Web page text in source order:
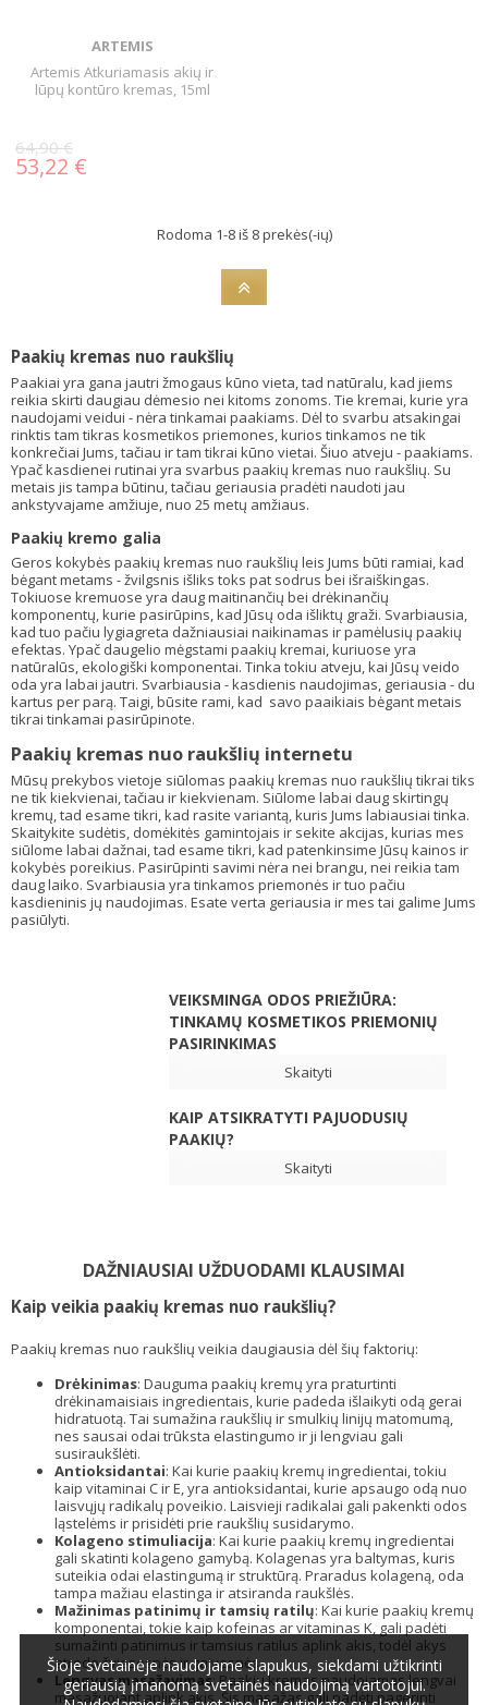
ARTEMIS
Artemis Atkuriamasis akių ir
lūpų kontūro kremas, 15ml
64,90 €
53,22 €
Rodoma 1-8 iš 8 prekės(-ių)
Paakių kremas nuo raukšlių
Paakiai yra gana jautri žmogaus kūno vieta, tad natūralu, kad jiems
reikia skirti daugiau dėmesio nei kitoms zonoms. Tie kremai, kurie yra
naudojami veidui - nėra tinkamai paakiams. Dėl to svarbu atsakingai
rinktis tam tikras kosmetikos priemones, kurios tinkamos ne tik
konkrečiai Jums, tačiau ir tam tikrai kūno vietai. Šiuo atveju - paakiams.
Ypač kasdienei rutinai yra svarbus paakių kremas nuo raukšlių. Su
metais jis tampa būtinu, tačiau geriausia pradėti naudoti jau
ankstyvajame amžiuje, nuo 25 metų amžiaus.
Paakių kremo galia
Geros kokybės paakių kremas nuo raukšlių leis Jums būti ramiai, kad
bėgant metams - žvilgsnis išliks toks pat sodrus bei išraiškingas.
Tokiuose kremuose yra daug maitinančių bei drėkinančių
komponentų, kurie pasirūpins, kad Jūsų oda išliktų graži. Svarbiausia,
kad tuo pačiu lygiagreta dažniausiai naikinamas ir pamėlusių paakių
efektas. Ypač daugelio mėgstami paakių kremai, kuriuose yra
natūralūs, ekologiški komponentai. Tinka tokiu atveju, kai Jūsų veido
oda yra labai jautri. Svarbiausia - kasdienis naudojimas, geriausia - du
kartus per parą. Taigi, būsite rami, kad savo paaikiais bėgant metais
tikrai tinkamai pasirūpinote.
Paakių kremas nuo raukšlių internetu
Mūsų prekybos vietoje siūlomas paakių kremas nuo raukšlių tikrai tiks
ne tik kiekvienai, tačiau ir kiekvienam. Siūlome labai daug skirtingų
kremų, tad esame tikri, kad rasite variantą, kuris Jums labiausiai tinka.
Skaitykite sudėtis, domėkitės gamintojais ir sekite akcijas, kurias mes
siūlome labai dažnai, tad esame tikri, kad patenkinsime Jūsų kainos ir
kokybės poreikius. Pasirūpinti savimi nėra nei brangu, nei reikia tam
daug laiko. Svarbiausia yra tinkamos priemonės ir tuo pačiu
kasdieninis jų naudojimas. Esate verta geriausia ir mes tai galime Jums
pasiūlyti.
VEIKSMINGA ODOS PRIEŽIŪRA:
TINKAMŲ KOSMETIKOS PRIEMONIŲ
PASIRINKIMAS
Skaityti
KAIP ATSIKRATYTI PAJUODUSIŲ
PAAKIŲ?
Skaityti
DAŽNIAUSIAI UŽDUODAMI KLAUSIMAI
Kaip veikia paakių kremas nuo raukšlių?
Paakių kremas nuo raukšlių veikia daugiausia dėl šių faktorių:
Drėkinimas: Dauguma paakių kremų yra praturtinti
drėkinamaisiais ingredientais, kurie padeda išlaikyti odą gerai
hidratuotą. Tai sumažina raukšlių ir smulkių linijų matomumą,
nes sausai odai trūksta elastingumo ir ji lengviau gali
susiraukšlėti.
Antioksidantai: Kai kurie paakių kremų ingredientai, tokiu
kaip vitaminai C ir E, yra antioksidantai, kurie apsaugo odą nuo
laisvųjų radikalų poveikio. Laisvieji radikalai gali pakenkti odos
ląstelėms ir prisidėti prie raukšlių susidarymo.
Kolageno stimuliacija: Kai kurie paakių kremų ingredientai
gali skatinti kolageno gamybą. Kolagenas yra baltymas, kuris
suteikia odai elastingumą ir struktūrą. Praradus kolageną, oda
tampa mažiau elastinga ir atsiranda raukšlės.
Mažinimas patinimų ir tamsių ratilų: Kai kurie paakių kremų
komponentai, tokie kaip kofeinas ar vitaminas K, gali padėti
sumažinti patinimus ir tamsius ratilus aplink akis, todėl akys
atrodo šviesesnės ir gaivesnės.
Lengvas masažavimas: Paakių kremas naudojamas lengvai
masažuojant aplink akis. Šis masažas gali padėti pagerinti
Šioje svetainėje naudojame slapukus, siekdami užtikrinti
geriausią įmanomą svetainės naudojimą vartotojui.